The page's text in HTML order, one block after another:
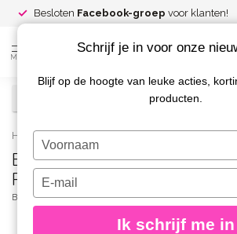
Besloten Facebook-groep voor klanten!
MENU
Home / BCL SPA Lavender + Mint Complete
BCL SPA Lavender + Mint
Packet Box
BCL SPA (0)
Schrijf je in voor onze
Blijf op de hoogte van leuke acties,
producten.
Typ
je
naam
Typ
je
e-
Ik schrijf me in